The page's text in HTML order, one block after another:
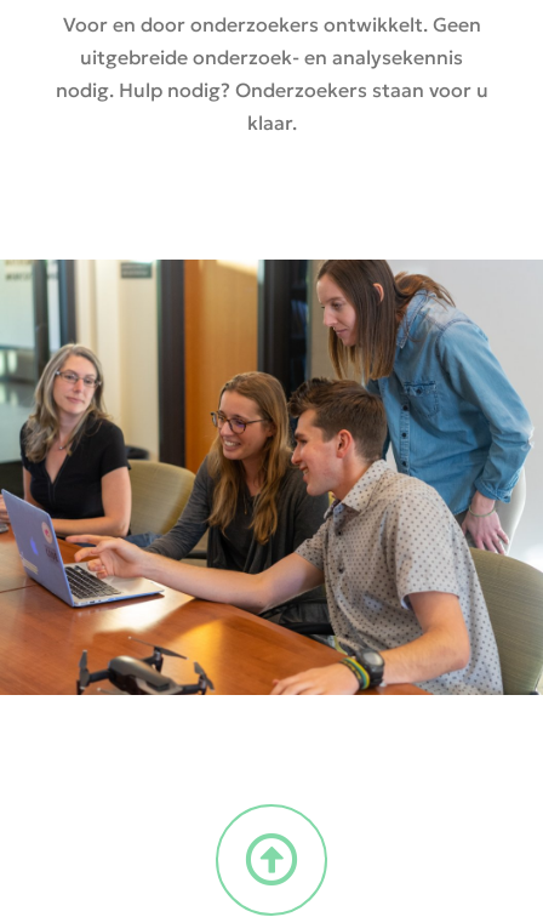
Voor en door onderzoekers ontwikkelt. Geen
uitgebreide onderzoek- en analysekennis
nodig. Hulp nodig? Onderzoekers staan voor u
klaar.